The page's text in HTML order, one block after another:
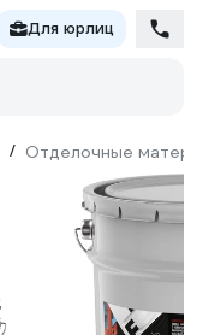
Для юрлиц
/ Отделочные